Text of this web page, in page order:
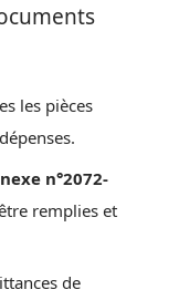
les pièces
n°2072-
remplies et
de